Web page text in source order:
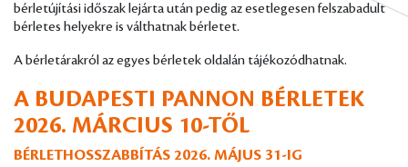
bérletújítási időszak lejárta után pedig az esetlegesen felszabadult
bérletes helyekre is válthatnak bérletet.
A bérletárakról az egyes bérletek oldalán tájékozódhatnak.
A BUDAPESTI PANNON BÉRLETEK
2026. MÁRCIUS 10-TŐL
BÉRLETHOSSZABBÍTÁS 2026. MÁJUS 31-IG